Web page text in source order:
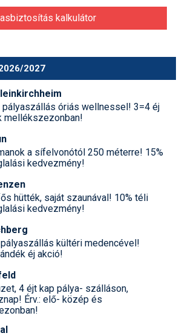
kalkulátor
2027
pályaszállás óriás wellnessel! 3=4 éj
mellékszezonban!
a sífelvonótól 250 méterre! 15%
kedvezmény!
hütték, saját szaunával! 10% téli
kedvezmény!
kültéri medencével!
éj akció!
4 éjt kap pálya- szálláson,
Érv.: elő- közép és